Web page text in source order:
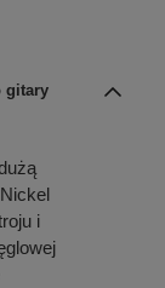
gitary
i